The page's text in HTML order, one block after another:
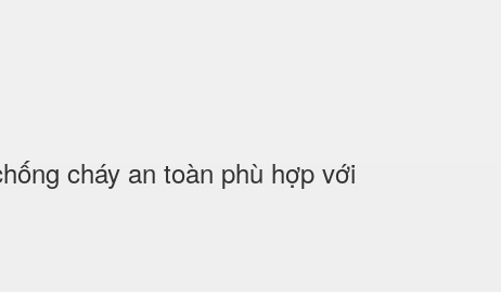
cháy an toàn phù hợp với